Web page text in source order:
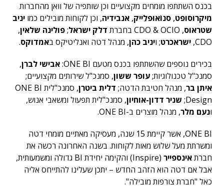
בכנס השתתפו מומחים מקצועיים וכן שותפיה של וואן מהחברות
מיקרוסופט, סנוֹאוּפלֵייק, אנבידיה, וכן לקוחות מובילים כמו יניב
שטראוס, CDO & OCIO בחברת דלק ישראל;פולינה שלאין,
CDO, ישראכרט; ויניב כהן, מנהל דטה ואנליטיקס באמדוקס.
בכירים נוספים שהשתתפו בכנס מטעם ONE BI:
אבישי לברן,
סמנכ"ל טכנולוגיות;עופר ששון, סמנכ"ל שירותים מקצועיים;
איתן בר, מנהל חטיבת הדטה; דלית ביטרן
, סמנכ"לית ONE BI
Design; שניר דדון-אוחיון, סמנכ"לית תפעול ומשאבי אנוש,
ונעם מלר, מנהל מוצרים ב-ONE BI.
ONE BI, אשר קיימת 15 שנה, מעסיקה מאתיים מומחי דטה
ומשרתת מעל שלוש מאות לקוחות. בשנה האחרונה רכשה את
חברתאינספייר
(Inspire) והקימה יחידת BI גדולה ומשמעותית,
אבל אם דטה הוא הזהב החדש – יתכן שעלינו להתייחס אליה
כאל "חברת צורפות מובילה".